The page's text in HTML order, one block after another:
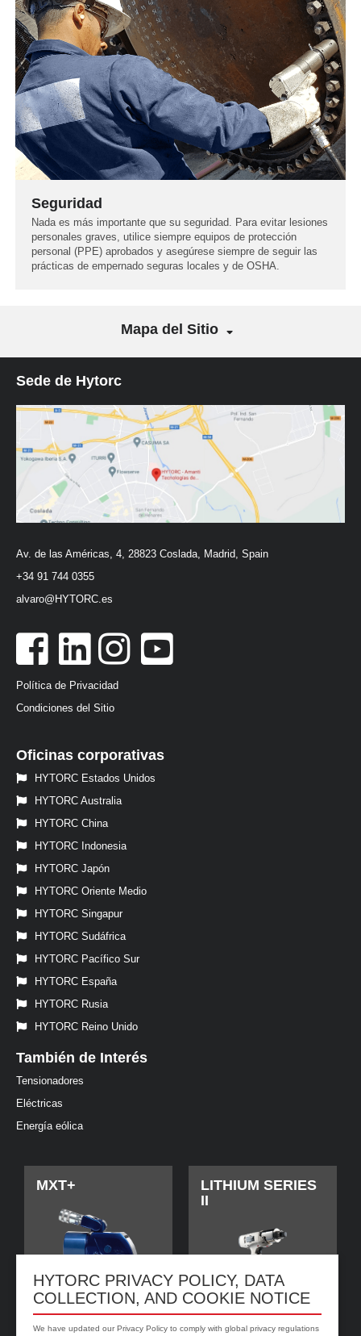
HYTORC PRIVACY POLICY, DATA
COLLECTION, AND COOKIE NOTICE
We have updated our Privacy Policy to comply with global privacy regulations
Seguridad
Nada es más importante que su seguridad. Para evitar lesiones
personales graves, utilice siempre equipos de protección
personal (PPE) aprobados y asegúrese siempre de seguir las
prácticas de empernado seguras locales y de OSHA.
Mapa del Sitio
Sede de Hytorc
Av. de las Américas, 4, 28823 Coslada, Madrid, Spain
+34 91 744 0355
alvaro@HYTORC.es
Política de Privacidad
Condiciones del Sitio
Oficinas corporativas
HYTORC Estados Unidos
HYTORC Australia
HYTORC China
HYTORC Indonesia
HYTORC Japón
HYTORC Oriente Medio
HYTORC Singapur
HYTORC Sudáfrica
HYTORC Pacífico Sur
HYTORC España
HYTORC Rusia
HYTORC Reino Unido
También de Interés
Tensionadores
Eléctricas
Energía eólica
MXT+
LITHIUM SERIES
II